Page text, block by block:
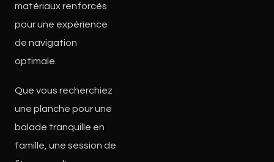
matériaux renforcés
pour une expérience
de navigation
optimale.
Que vous recherchiez
une planche pour une
balade tranquille en
famille, une session de